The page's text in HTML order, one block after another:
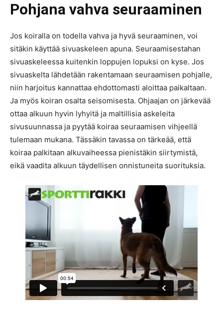
Pohjana vahva seuraaminen
Jos koiralla on todella vahva ja hyvä seuraaminen, voi
sitäkin käyttää sivuaskeleen apuna. Seuraamisestahan
sivuaskeleessa kuitenkin loppujen lopuksi on kyse. Jos
sivuaskelta lähdetään rakentamaan seuraamisen pohjalle,
niin harjoitus kannattaa ehdottomasti aloittaa paikaltaan.
Ja myös koiran osalta seisomisesta. Ohjaajan on järkevää
ottaa alkuun hyvin lyhyitä ja maltillisia askeleita
sivusuunnassa ja pyytää koiraa seuraamisen vihjeellä
tulemaan mukana. Tässäkin tavassa on tärkeää, että
koiraa palkitaan alkuvaiheessa pienistäkin siirtymistä,
eikä vaadita alkuun täydellisen onnistuneita suorituksia.